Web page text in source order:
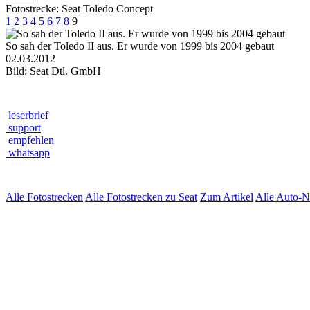
Fotostrecke: Seat Toledo Concept
1 2 3 4 5 6 7 8 9
So sah der Toledo II aus. Er wurde von 1999 bis 2004 gebaut
02.03.2012
Bild: Seat Dtl. GmbH
leserbrief
support
empfehlen
whatsapp
Alle Fotostrecken Alle Fotostrecken zu Seat Zum Artikel Alle Auto-